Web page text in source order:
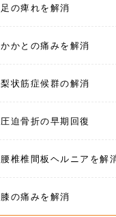
足の痺れを解消
かかとの痛みを解消
梨状筋症候群の解消
圧迫骨折の早期回復
腰椎椎間板ヘルニアを解
膝の痛みを解消